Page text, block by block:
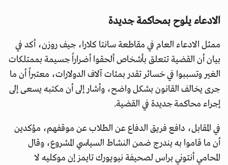
الادعاء يلوح بمحاكمة جديدة
ممثل الادعاء العام في مقاطعة سانتا كلارا، جيف روزن، أكد في
بيان أن القضية تتعلق بأشخاص ألحقوا أضراراً جسيمة بممتلكات
الغير وتسببوا في خسائر تقدر بمئات آلاف الدولارات، معتبراً أن ما
جرى يخالف القانون بشكل واضح، وأشار إلى أن مكتبه يسعى إلى
إجراء محاكمة جديدة في القضية.
في المقابل، دافع فريق الدفاع عن الطلاب عن موقفهم، مؤكدين
أن ما قاموا به يندرج ضمن النشاط السياسي المشروع، وقال
المحامي أنتوني براس لصحيفة نيويورك تايمز إن موكليه لا